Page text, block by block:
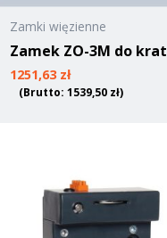
Zamki więzienne
Zamek ZO-3M do krat
1251,63 zł
(Brutto:1539,50 zł)